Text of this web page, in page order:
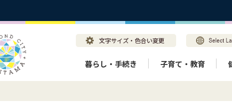
暮らし・手続き 子育て・教育